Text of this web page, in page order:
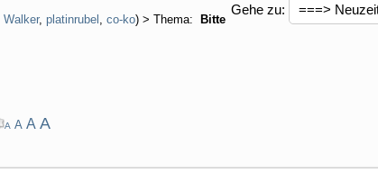
Walker, platinrubel , co-ko) > Thema:
Bitte
Gehe zu:
A A A A